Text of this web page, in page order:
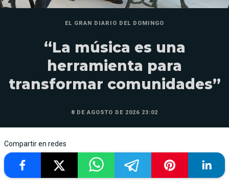
EL GRAN DIARIO DEL DOMINGO
“La música es una
herramienta para
transformar comunidades”
8 DE AGOSTO DE 2026 23:02
Compartir en redes